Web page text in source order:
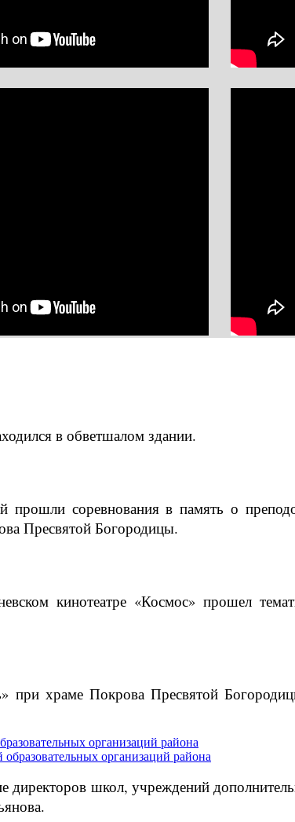
в обветшалом здании.
прошли соревнования в память о
Пресвятой Богородицы.
кинотеатре «Космос» прошел
храме Покрова Пресвятой
организаций района
директоров школ, учреждений